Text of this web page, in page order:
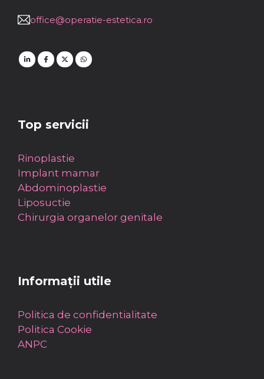
office@operatie-estetica.ro
Top servicii
Rinoplastie
Implant mamar
Abdominoplastie
Liposuctie
Chirurgia organelor genitale
Informații utile
Politica de confidentialitate
Politica Cookie
ANPC